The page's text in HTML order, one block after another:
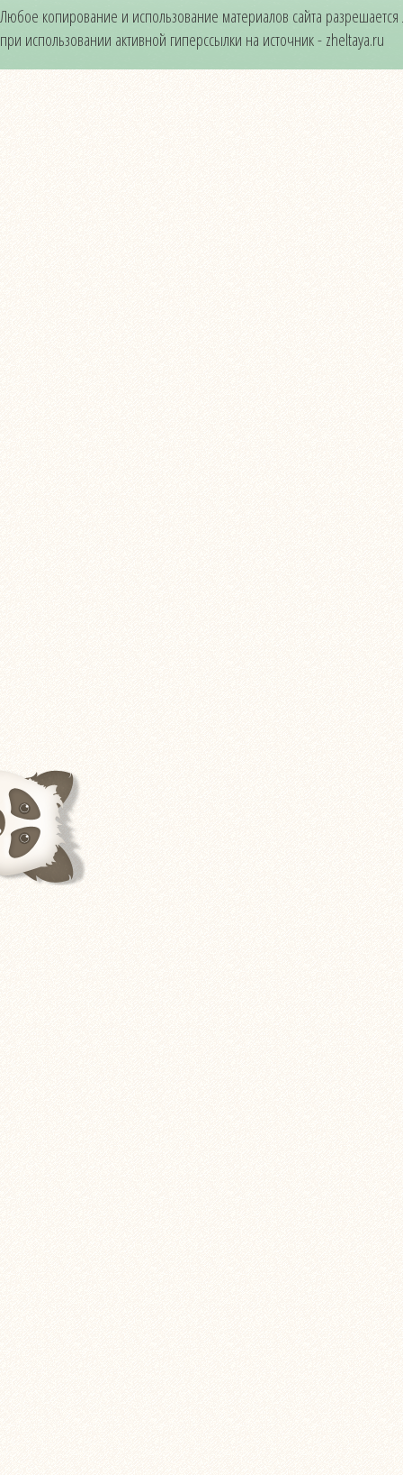
Любое копирование и использование материалов сайта
при использовании активной гиперссылки на источник - zheltaya.ru